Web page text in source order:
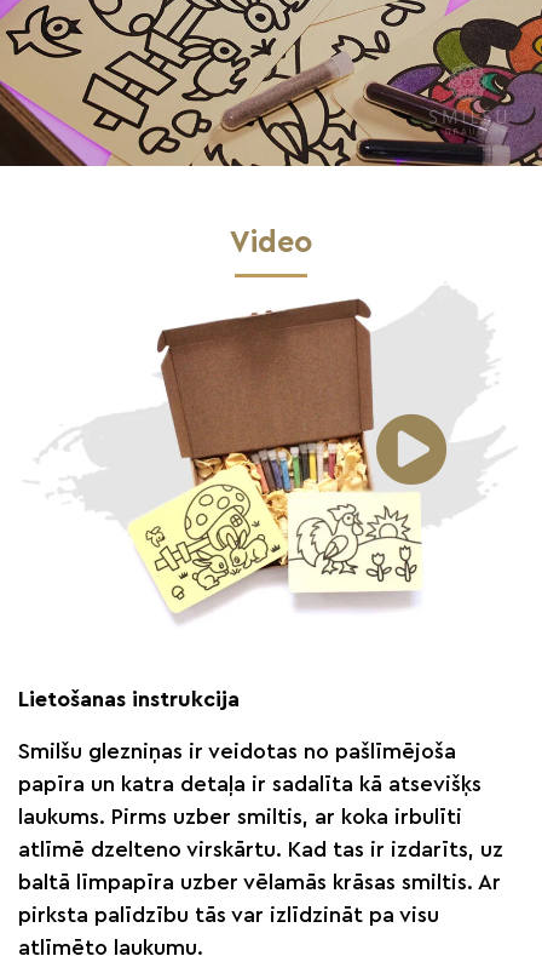
Video
Lietošanas instrukcija
Smilšu glezniņas ir veidotas no pašlīmējoša
papīra un katra detaļa ir sadalīta kā atsevišķs
laukums. Pirms uzber smiltis, ar koka irbulīti
atlīmē dzelteno virskārtu. Kad tas ir izdarīts, uz
baltā līmpapīra uzber vēlamās krāsas smiltis. Ar
pirksta palīdzību tās var izlīdzināt pa visu
atlīmēto laukumu.